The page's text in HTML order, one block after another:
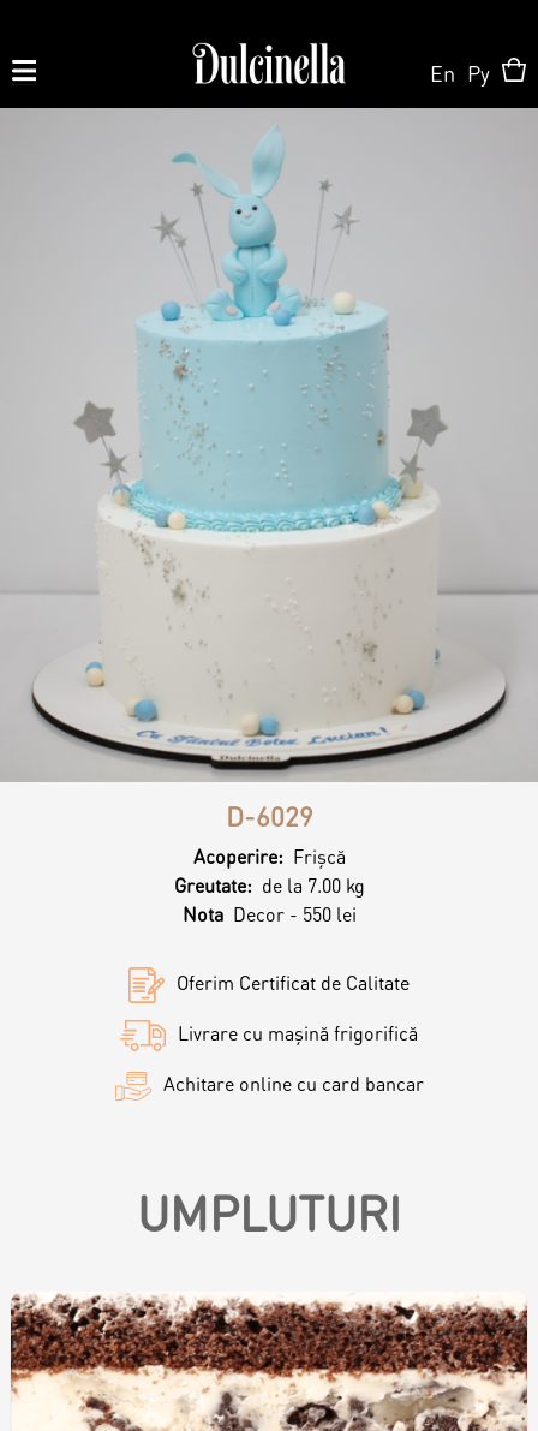
Produse la comandă:
062 10 02 11|060 02 58 58
La Comandă
La Comandă
Tort la Comandă
Bento cake
Colaci
Umpluturi
Candy Bar
Macarons personalizat
Cupcake personalizat
Magazin Online
Patisserie & Cofetărie
Torturi
Prajituri
Ciocolată
Desert
Macarons
Biscuiţi
Amami - Zero Zahǎr
Prăjituri
Despre Noi
Magazine
En Ру
D-6029
Acoperire: Frişcă
Greutate: de la 7.00 kg
Nota Decor - 550 lei
Oferim Certificat de Calitate
Livrare cu mașină frigorifică
Achitare online cu card bancar
UMPLUTURI